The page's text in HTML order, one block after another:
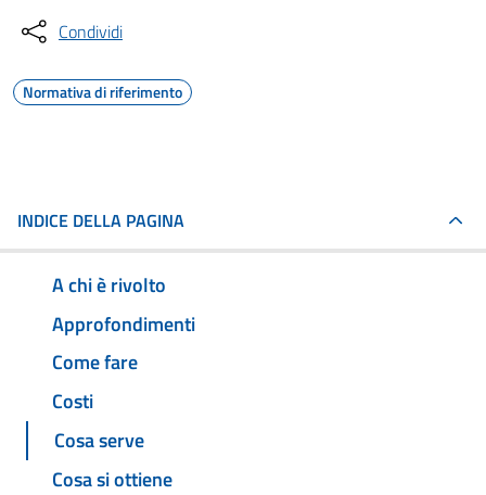
Condividi
Normativa di riferimento
INDICE DELLA PAGINA
A chi è rivolto
Approfondimenti
Come fare
Costi
Cosa serve
Cosa si ottiene